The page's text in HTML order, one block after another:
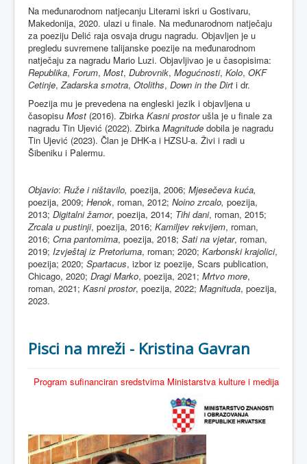
Na međunarodnom natjecanju Literarni iskri u Gostivaru,
Makedonija, 2020. ulazi u finale. Na međunarodnom natječaju
za poeziju Delić raja osvaja drugu nagradu. Objavljen je u
pregledu suvremene talijanske poezije na međunarodnom
natječaju za nagradu Mario Luzi. Objavljivao je u časopisima:
Republika, Forum, Most, Dubrovnik, Mogućnosti, Kolo, OKF
Cetinje,Zadarska smotra, Otoliths, Down in the Dirt i dr.
Poezija mu je prevedena na engleski jezik i objavljena u
časopisu Most (2016). Zbirka Kasni prostorušla je u finale za
nagradu Tin Ujević (2022). Zbirka Magnitude dobila je nagradu
Tin Ujević (2023). Član je DHK-a i HZSU-a. Živi i radi u
Šibeniku i Palermu.
Objavio: Ruže i ništavilo, poezija, 2006; Mjesečeva kuća,
poezija, 2009; Henok, roman, 2012; Noino zrcalo, poezija,
2013; Digitalni žamor, poezija, 2014; Tihi dani, roman, 2015;
Zrcala u pustinji, poezija, 2016; Kamiljev rekvijem, roman,
2016; Crna pantomima, poezija, 2018; Sati na vjetar, roman,
2019; Izvještaj iz Pretoriuma, roman; 2020; Karbonski krajolici,
poezija; 2020; Spartacus, izbor iz poezije, Scars publication,
Chicago, 2020; Dragi Marko, poezija, 2021; Mrtvo more,
roman, 2021; Kasni prostor, poezija, 2022; Magnituda, poezija,
2023.
Pisci na mreži - Kristina Gavran
Program sufinanciran sredstvima Ministarstva kulture i medija